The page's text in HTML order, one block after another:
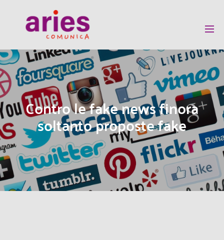
Contro le fake news finora
soltanto proposte fake